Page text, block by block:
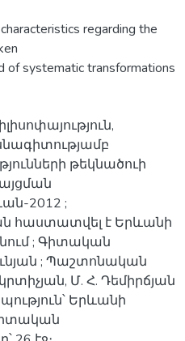
regarding the
of systematic transformations
թեկնածուի
2012 ;
հաստատվել է Երևանի
; Գիտական
; Պաշտոնական
Մ. Հ. Դեմիրճյան
Երևանի